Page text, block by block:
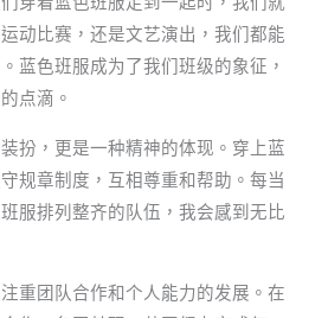
动比赛，还是文艺演出，我们都能
蓝色班服成为了我们班级的象征，
点滴。
扮，更是一种精神的体现。穿上蓝
规章制度，互相尊重和帮助。每当
服排列整齐的队伍，我会感到无比
重团队合作和个人能力的发展。在